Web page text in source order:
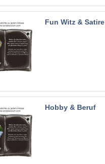
Fun Witz & Satire
Hobby & Beruf